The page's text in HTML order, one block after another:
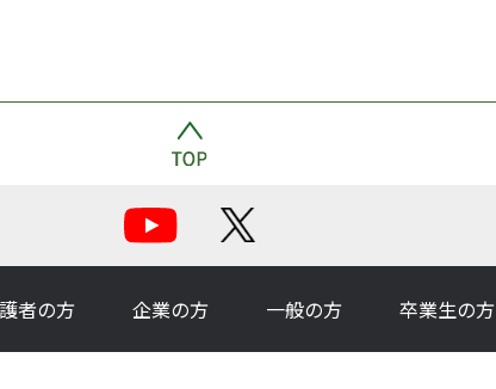
者の方 企業の方 一般の方 卒業生の方